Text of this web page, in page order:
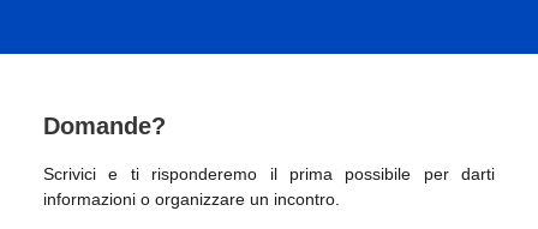
Domande?
Scrivici e ti risponderemo il prima possibile per darti
informazioni o organizzare un incontro.